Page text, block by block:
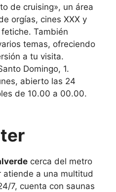
de cruising», un área
orgías, cines XXX y
También
temas, ofreciendo
a tu visita.
Domingo, 1.
abierto las 24
de 10.00 a 00.00.
cerca del metro
atiende a una multitud
7, cuenta con saunas